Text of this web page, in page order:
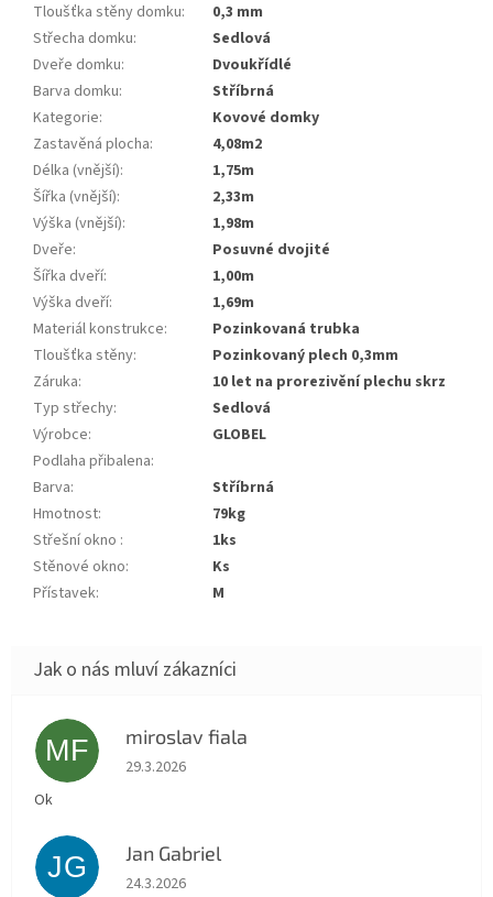
Tloušťka stěny domku:
0,3 mm
Střecha domku:
Sedlová
Dveře domku:
Dvoukřídlé
Barva domku:
Stříbrná
Kategorie:
kovové domky
Zastavěná plocha:
4,08m2
Délka (vnější):
1,75m
Šířka (vnější):
2,33m
Výška (vnější):
1,98m
Dveře:
posuvné dvojité
Šířka dveří:
1,00m
Výška dveří:
1,69m
Materiál konstrukce:
pozinkovaná trubka
Tloušťka stěny:
pozinkovaný plech 0,3mm
Záruka:
10 let na prorezivění plechu skrz
Typ střechy:
sedlová
Výrobce:
GLOBEL
Podlaha přibalena:
Barva:
stříbrná
Hmotnost:
79kg
Střešní okno :
1ks
Stěnové okno:
ks
Přístavek: m
MF miroslav fiala
Hodnocení obchodu je 5 z 5 hvězdiček.
29.3.2026
Ok
JG Jan Gabriel
Hodnocení obchodu je 5 z 5 hvězdiček.
24.3.2026